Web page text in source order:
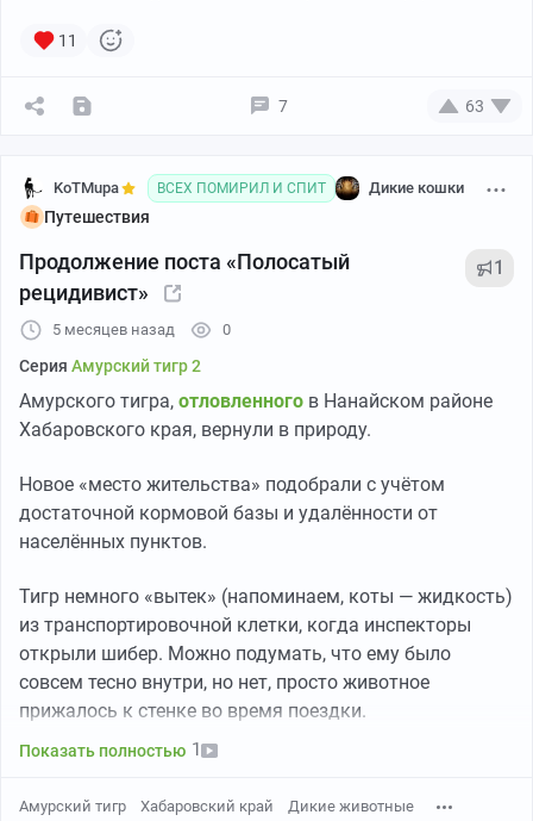
11
7 63
KoTMupa ВСЕХ ПОМИРИЛ И СПИТ Дикие кошки
Путешествия
Продолжение поста «Полосатый
рецидивист»
1
5 месяцев назад 0
Серия Амурский тигр 2
Амурского тигра, отловленного в Нанайском районе
Хабаровского края, вернули в природу.
Новое «место жительства» подобрали с учётом
достаточной кормовой базы и удалённости от
населённых пунктов.
Тигр немного «вытек» (напоминаем, коты — жидкость)
из транспортировочной клетки, когда инспекторы
открыли шибер. Можно подумать, что ему было
совсем тесно внутри, но нет, просто животное
прижалось к стенке во время поездки.
Показать полностью 1
Амурский тигр Хабаровский край Дикие животные